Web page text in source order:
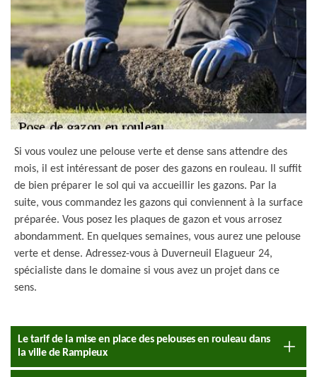
Si vous voulez une pelouse verte et dense sans attendre des
mois, il est intéressant de poser des gazons en rouleau. Il suffit
de bien préparer le sol qui va accueillir les gazons. Par la
suite, vous commandez les gazons qui conviennent à la surface
préparée. Vous posez les plaques de gazon et vous arrosez
abondamment. En quelques semaines, vous aurez une pelouse
verte et dense. Adressez-vous à Duverneuil Elagueur 24,
spécialiste dans le domaine si vous avez un projet dans ce
sens.
Le tarif de la mise en place des pelouses en rouleau dans
la ville de Rampieux